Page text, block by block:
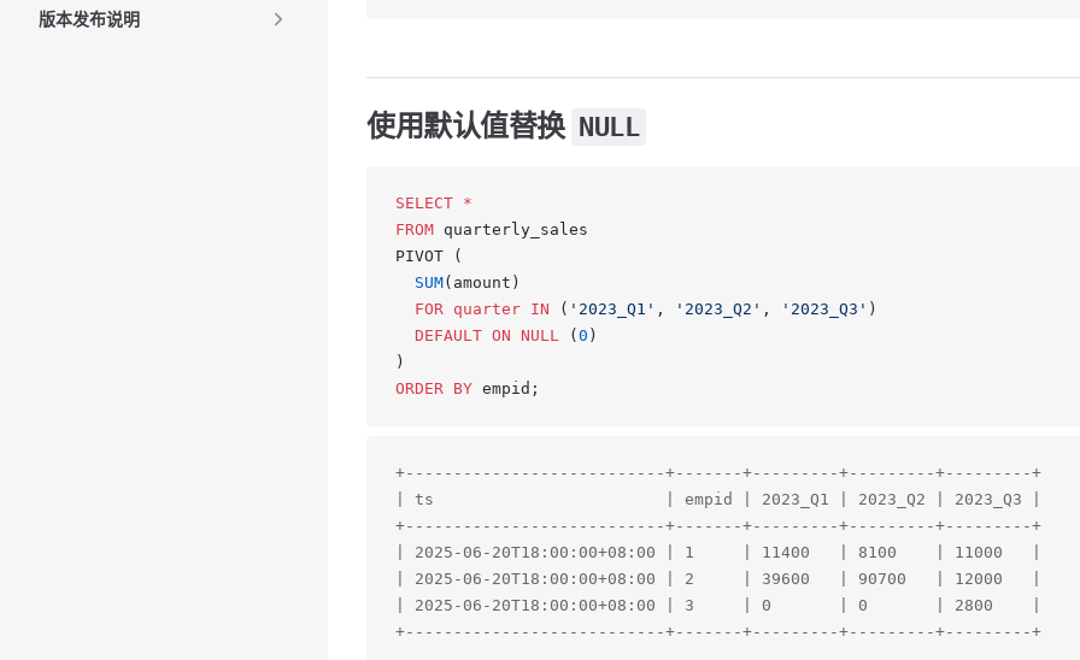
版本发布说明
使用默认值替换 NULL
SELECT *
FROM quarterly_sales
PIVOT (
  SUM
(amount)
  FOR
quarter IN ( '2023_Q1' , '2023_Q2' , '2023_Q3' )
  DEFAULT
ON NULL ( 0 )
)
ORDER BY empid;
+---------------------------+-------+---------+---------+---------+
| ts                        | empid | 2023_Q1 | 2023_Q2 | 2023_Q3 |
+---------------------------+-------+---------+---------+---------+
| 2025-06-20T18:00:00+08:00 | 1     | 11400   | 8100    | 11000   |
| 2025-06-20T18:00:00+08:00 | 2     | 39600   | 90700   | 12000   |
| 2025-06-20T18:00:00+08:00 | 3     | 0       | 0       | 2800    |
+---------------------------+-------+---------+---------+---------+